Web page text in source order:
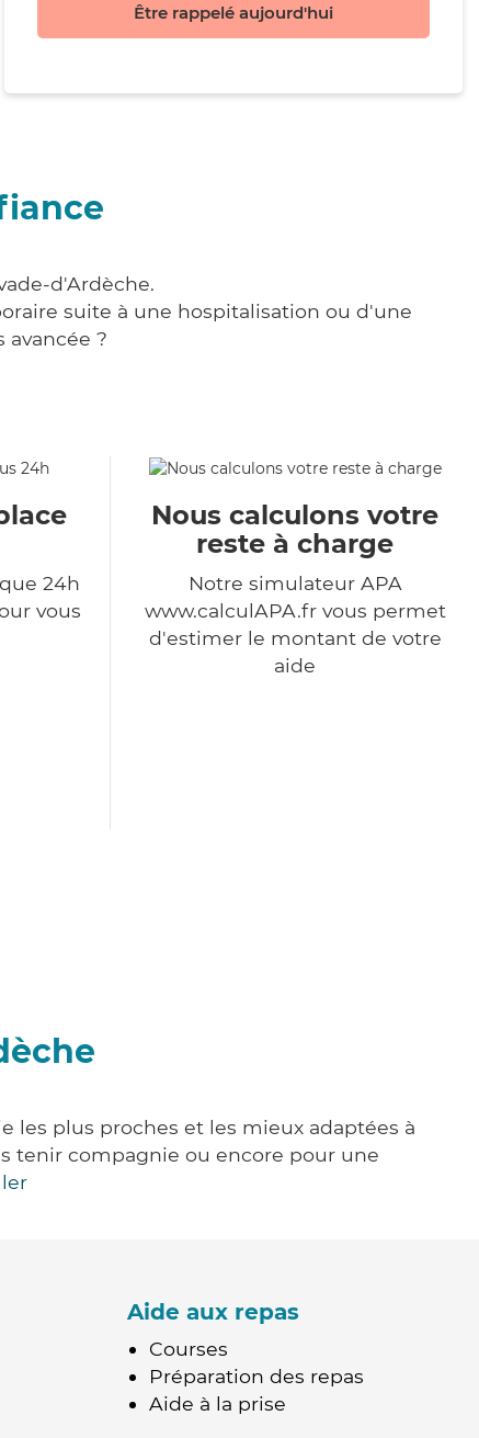
Être rappelé aujourd'hui
d'Ardèche.
suite à une hospitalisation ou d'une
?
24h
vous
Nous calculons votre
reste à charge
Notre simulateur APA
www.calculAPA.fr vous permet
d'estimer le montant de votre
aide
les plus proches et les mieux adaptées à
tenir compagnie ou encore pour une
Aide aux repas
Courses
Préparation des repas
Aide à la prise